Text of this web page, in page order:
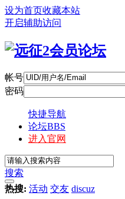
设为首页收藏本站
开启辅助访问
帐号
密码
快捷导航
论坛BBS
进入官网
搜索
热搜: 活动 交友 discuz